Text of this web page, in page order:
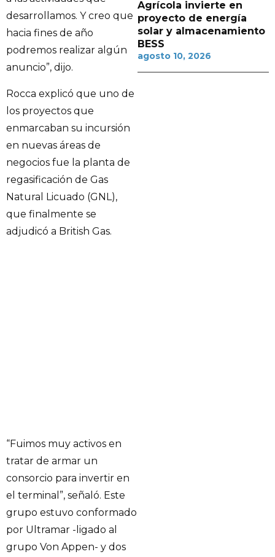
desarrollamos. Y creo que
hacia fines de año
podremos realizar algún
anuncio”, dijo.
Rocca explicó que uno de
los proyectos que
enmarcaban su incursión
en nuevas áreas de
negocios fue la planta de
regasificación de Gas
Natural Licuado (GNL),
que finalmente se
adjudicó a British Gas.
“Fuimos muy activos en
tratar de armar un
consorcio para invertir en
el terminal”, señaló. Este
grupo estuvo conformado
por Ultramar -ligado al
grupo Von Appen- y dos
Agrícola invierte en
proyecto de energía
solar y almacenamiento
BESS
agosto 10, 2026